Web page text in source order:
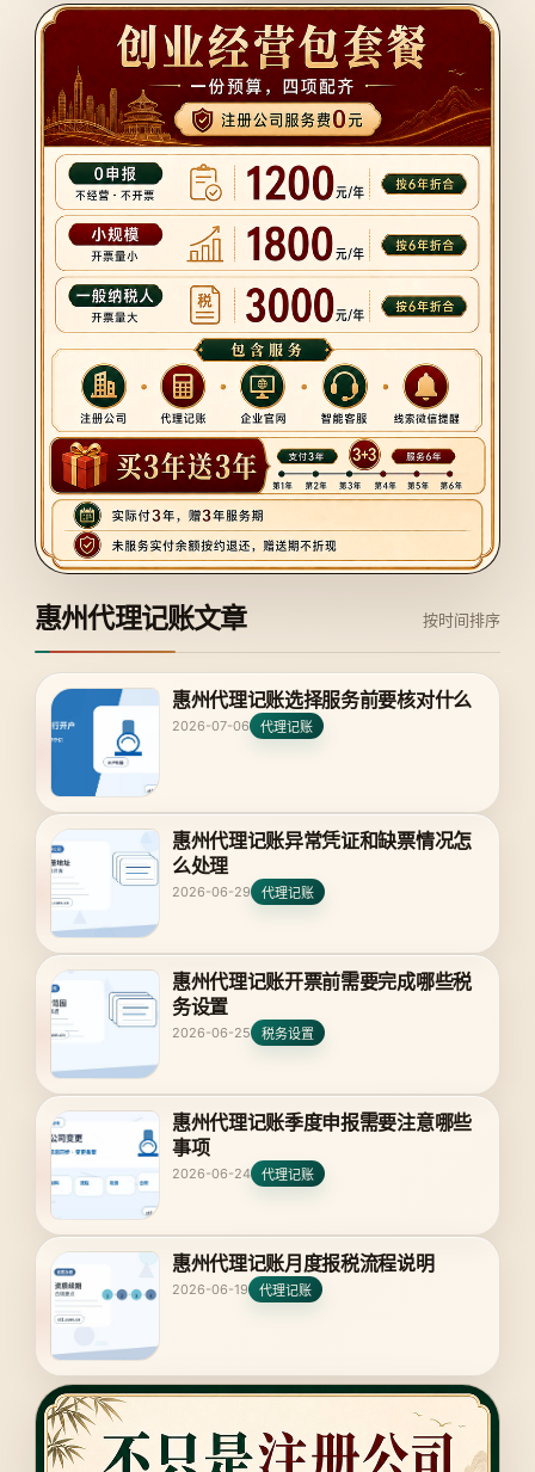
惠州代理记账文章 按时间排序
惠州代理记账选择服务前要核对什么
2026-07-06 代理记账
惠州代理记账异常凭证和缺票情况怎
么处理
2026-06-29 代理记账
惠州代理记账开票前需要完成哪些税
务设置
2026-06-25 税务设置
惠州代理记账季度申报需要注意哪些
事项
2026-06-24 代理记账
惠州代理记账月度报税流程说明
2026-06-19 代理记账